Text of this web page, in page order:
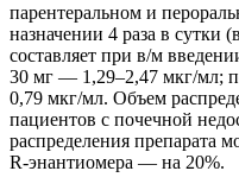
парентеральном и
назначении 4 раза в сутки
составляет при в/м
30 мг — 1,29–2,47 мкг/мл;
0,79 мкг/мл. Объем
пациентов с почечной
распределения препарата
R-энантиомера — на 20%.